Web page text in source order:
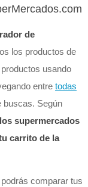
de
los productos de
usando
entre todas
buscas. Según
supermercados
carrito de la
comparar tus